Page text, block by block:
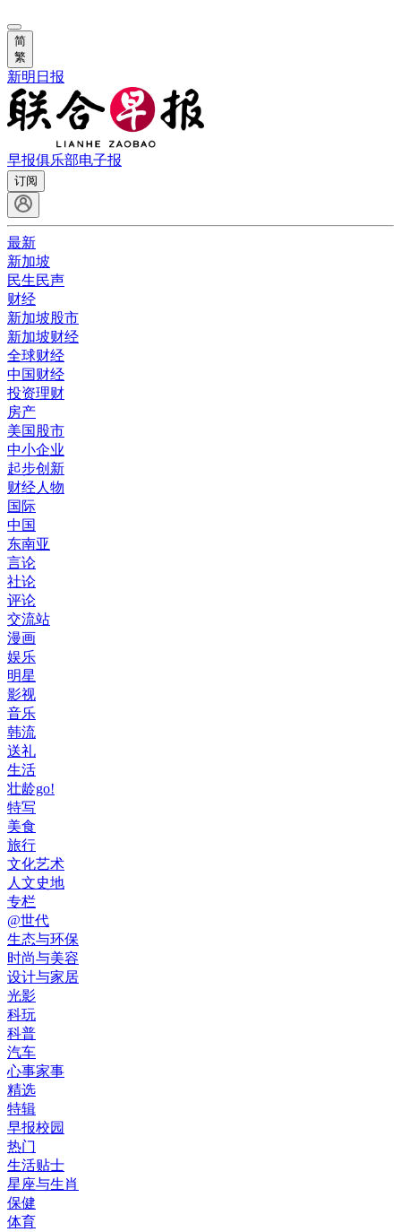
简
繁
新明日报
早报俱乐部电子报
订阅
最新
新加坡
民生民声
财经
新加坡股市
新加坡财经
全球财经
中国财经
投资理财
房产
美国股市
中小企业
起步创新
财经人物
国际
中国
东南亚
言论
社论
评论
交流站
漫画
娱乐
明星
影视
音乐
韩流
送礼
生活
壮龄go!
特写
美食
旅行
文化艺术
人文史地
专栏
@世代
生态与环保
时尚与美容
设计与家居
光影
科玩
科普
汽车
心事家事
精选
特辑
早报校园
热门
生活贴士
星座与生肖
保健
体育